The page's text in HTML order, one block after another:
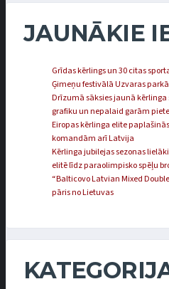
JAUNĀKIE
Grīdas kērlings un 30 citas
Ģimeņu festivālā Uzvaras parkā
Drīzumā sāksies jaunā
grafiku un nepalaid garām
Eiropas kērlinga elite
komandām arī Latvija
Kērlinga jubilejas sezonas
elitē līdz paraolimpisko spēļu
“Balticovo Latvian Mixed
pāris no Lietuvas